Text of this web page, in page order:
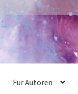
Für Autoren